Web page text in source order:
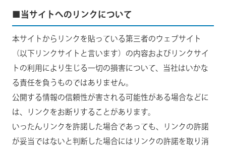
■当サイトへのリンクについて
本サイトからリンクを貼っている第三者のウェブサイト
（以下リンクサイトと言います）の内容およびリンクサイ
トの利用により生じる一切の損害について、当社はいかな
る責任を負うものではありません。
公開する情報の信頼性が害される可能性がある場合などに
は、リンクをお断りすることがあります。
いったんリンクを許諾した場合であっても、リンクの許諾
が妥当ではないと判断した場合にはリンクの許諾を取り消